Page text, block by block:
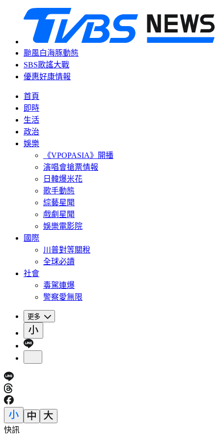
颱風白海豚動態
SBS歌謠大戰
優惠好康情報
首頁
即時
生活
政治
娛樂
《VPOPASIA》開播
演唱會搶票情報
日韓爆米花
歌手動態
綜藝星聞
戲劇星聞
娛樂電影院
國際
川普對等關稅
全球必讀
社會
毒駕連爆
警察愛無限
更多
快訊